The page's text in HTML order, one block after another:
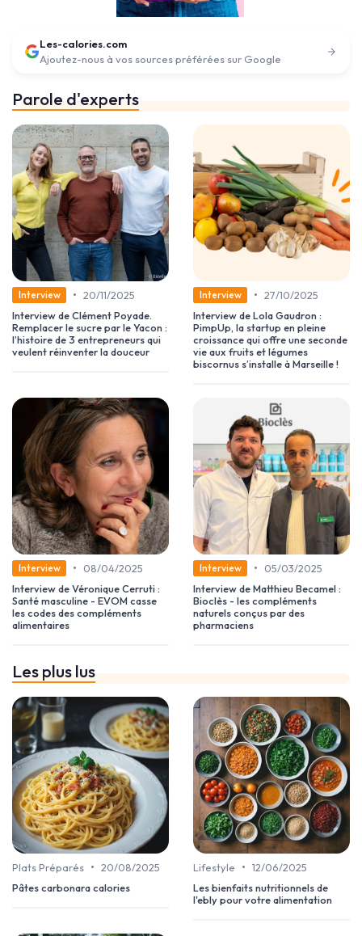
Les-calories.com
Ajoutez-nous à vos sources préférées sur Google
Parole d'experts
Interview • 20/11/2025
Interview de Clément Poyade.
Remplacer le sucre par le Yacon :
l’histoire de 3 entrepreneurs qui
veulent réinventer la douceur
Interview • 27/10/2025
Interview de Lola Gaudron :
PimpUp, la startup en pleine
croissance qui offre une seconde
vie aux fruits et légumes
biscornus s’installe à Marseille !
Interview •
08/04/2025
Interview de Véronique Cerruti :
Santé masculine - EVOM casse
les codes des compléments
alimentaires
Interview •
05/03/2025
Interview de Matthieu Becamel :
Bioclès - les compléments
naturels conçus par des
pharmaciens
Les plus lus
Plats Préparés • 20/08/2025
Pâtes carbonara calories
Lifestyle • 12/06/2025
Les bienfaits nutritionnels de
l'ebly pour votre alimentation